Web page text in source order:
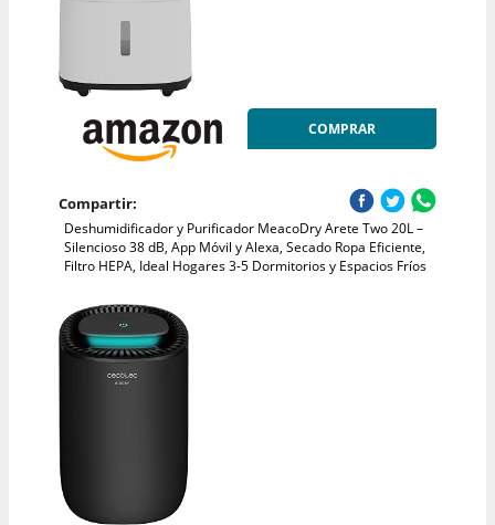
COMPRAR
Compartir:
Deshumidificador y Purificador MeacoDry Arete Two 20L –
Silencioso 38 dB, App Móvil y Alexa, Secado Ropa Eficiente,
Filtro HEPA, Ideal Hogares 3-5 Dormitorios y Espacios Fríos